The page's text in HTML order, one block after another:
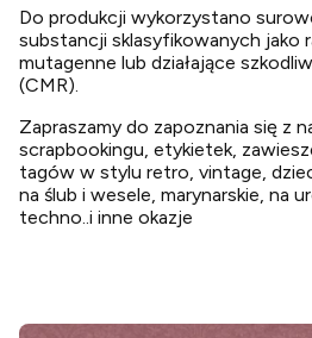
Do produkcji wykorzystano
substancji sklasyfikowanych jako
mutagenne lub działające
(CMR).
Zapraszamy do zapoznania się z
scrapbookingu, etykietek,
tagów w stylu retro, vintage,
na ślub i wesele, marynarskie, na
techno..i inne okazje